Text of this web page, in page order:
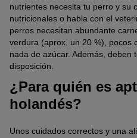
nutrientes necesita tu perro y su
nutricionales o habla con el
perros necesitan abundante
verdura (aprox. un 20 %), pocos
nada de azúcar. Además, deben
disposición.
¿Para quién es
holandés?
Unos cuidados correctos y una